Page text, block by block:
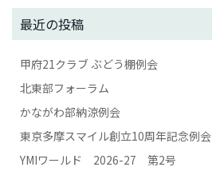
最近の投稿
甲府21クラブ ぶどう棚例会
北東部フォーラム
かながわ部納涼例会
東京多摩スマイル創立10周年記念例会
YMIワールド 2026-27 第2号